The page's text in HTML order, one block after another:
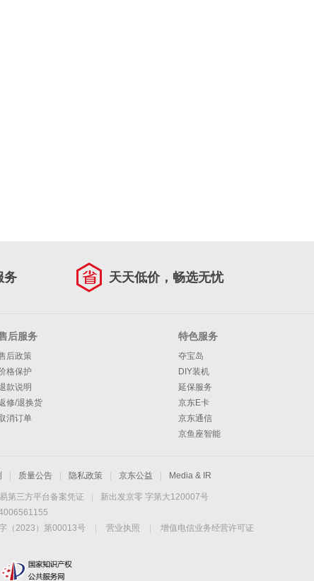
务 天天低价，畅选无忧
后服务
后政策
格保护
款说明
修/退换货
消订单
特色服务
夺宝岛
DIY装机
延保服务
京东E卡
京东通信
京鱼座智能
质量公告 隐私政策 京东公益 Media & IR
第三方平台备案凭证
新出发京零 字第大120007号
（2023）第00013号 营业执照
增值电信业务经营许可证